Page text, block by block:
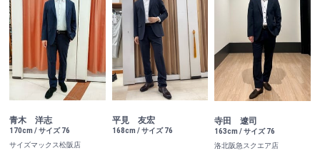
青木 洋志
170cm / サイズ 76
サイズマックス松阪店
平見 友宏
168cm / サイズ 76
寺田 遼司
163cm / サイズ 76
洛北阪急スクエア店